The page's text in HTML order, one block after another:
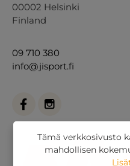
00002 Helsinki
Finland
09 710 380
info@jisport.fi
Tämä verkkosivusto
mahdollisen